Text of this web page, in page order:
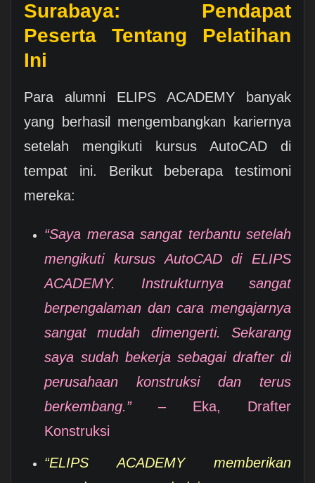
Surabaya: Pendapat
Peserta Tentang Pelatihan
Ini
Para alumni ELIPS ACADEMY banyak
yang berhasil mengembangkan kariernya
setelah mengikuti kursus AutoCAD di
tempat ini. Berikut beberapa testimoni
mereka:
“Saya merasa sangat terbantu setelah
mengikuti kursus AutoCAD di ELIPS
ACADEMY. Instrukturnya sangat
berpengalaman dan cara mengajarnya
sangat mudah dimengerti. Sekarang
saya sudah bekerja sebagai drafter di
perusahaan konstruksi dan terus
berkembang.”– Eka, Drafter
Konstruksi
“ELIPS ACADEMY memberikan